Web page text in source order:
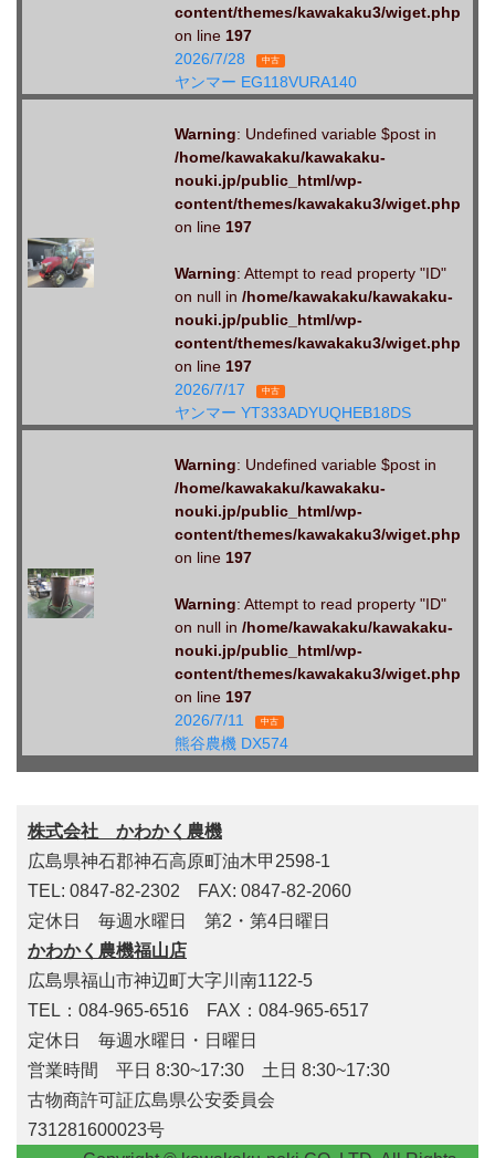
content/themes/kawakaku3/wiget.php
on line 197
2026/7/28
中古
ヤンマー EG118VURA140
Warning: Undefined variable $post in
/home/kawakaku/kawakaku-
nouki.jp/public_html/wp-
content/themes/kawakaku3/wiget.php
on line 197
Warning: Attempt to read property "ID"
on null in /home/kawakaku/kawakaku-
nouki.jp/public_html/wp-
content/themes/kawakaku3/wiget.php
on line 197
2026/7/17
中古
ヤンマー YT333ADYUQHEB18DS
Warning: Undefined variable $post in
/home/kawakaku/kawakaku-
nouki.jp/public_html/wp-
content/themes/kawakaku3/wiget.php
on line 197
Warning: Attempt to read property "ID"
on null in /home/kawakaku/kawakaku-
nouki.jp/public_html/wp-
content/themes/kawakaku3/wiget.php
on line 197
2026/7/11
中古
熊谷農機 DX574
株式会社 かわかく農機
広島県神石郡神石高原町油木甲2598-1
TEL: 0847-82-2302 FAX: 0847-82-2060
定休日 毎週水曜日 第2・第4日曜日
かわかく農機福山店
広島県福山市神辺町大字川南1122-5
TEL：084-965-6516 FAX：084-965-6517
定休日 毎週水曜日・日曜日
営業時間 平日 8:30~17:30 土日 8:30~17:30
古物商許可証広島県公安委員会
731281600023号